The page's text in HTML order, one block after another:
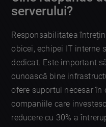
serverului?
Responsabilitatea
obicei, echipei IT interne
dedicat. Este important
cunoască bine
ofere suportul necesar în
companiile care
reducere cu 30% a